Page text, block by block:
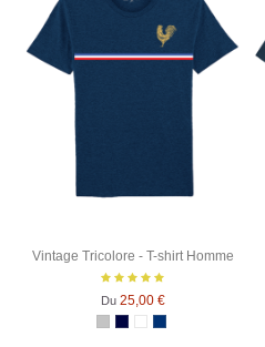
Vintage Tricolore - T-shirt Homme
Du 25,00 €
Gris Chiné
Bleu Marine
BlancBleu Marine Chiné